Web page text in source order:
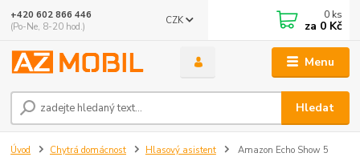
Menu
CZK
Hledat
+420 602 866 446
(Po-Ne, 8-20 hod.)
0 ks
za 0 Kč
Úvod Chytrá domácnost Hlasový asistent Amazon Echo Show 5